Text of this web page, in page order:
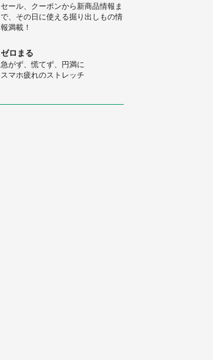
セール、クーポンから新商品情報ま
で、その日に使える掘り出しもの情
報満載！
ゼロまる
急がず、慌てず、円満に
スマホ疲れのストレッチ